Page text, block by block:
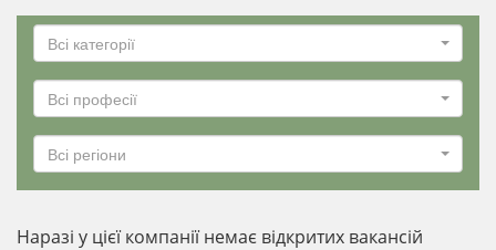
Всі категорії
Всі професії
Всі регіони
Наразі у цієї компанії немає відкритих вакансій